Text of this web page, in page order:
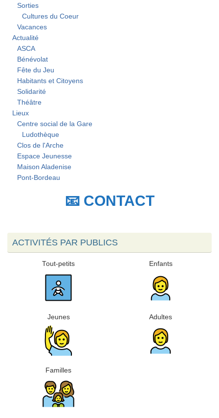
Sorties
Cultures du Coeur
Vacances
Actualité
ASCA
Bénévolat
Fête du Jeu
Habitants et Citoyens
Solidarité
Théâtre
Lieux
Centre social de la Gare
Ludothèque
Clos de l'Arche
Espace Jeunesse
Maison Aladenise
Pont-Bordeau
📧 CONTACT
ACTIVITÉS PAR PUBLICS
Tout-petits Enfants
Jeunes Adultes
Familles